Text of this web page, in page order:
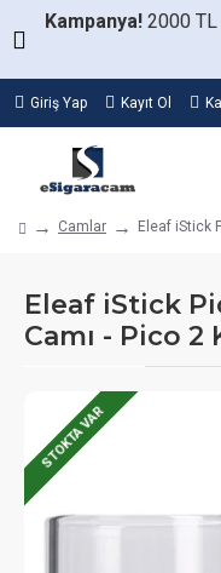
Kampanya! 2000 TL
Giriş Yap Kayıt Ol
Camlar Eleaf iStick
Eleaf iStick
Camı - Pico 2
STOKTA VAR